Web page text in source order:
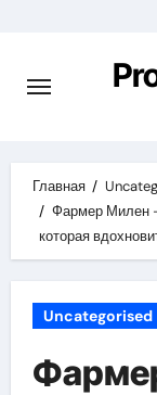
содержимому
Главная
Фармер Милен
которая
Uncategorised